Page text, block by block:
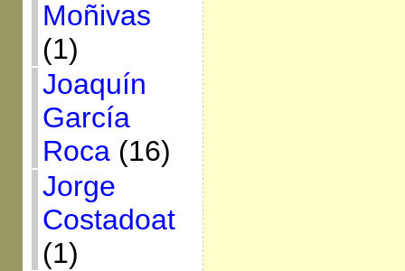
Moñivas
(1)
Joaquín
García
Roca(16)
Jorge
Costadoat
(1)